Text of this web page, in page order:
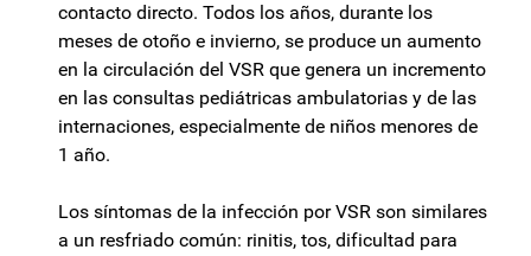
contacto directo. Todos los años, durante los
meses de otoño e invierno, se produce un aumento
en la circulación del VSR que genera un incremento
en las consultas pediátricas ambulatorias y de las
internaciones, especialmente de niños menores de
1 año.
Los síntomas de la infección por VSR son similares
a un resfriado común: rinitis, tos, dificultad para